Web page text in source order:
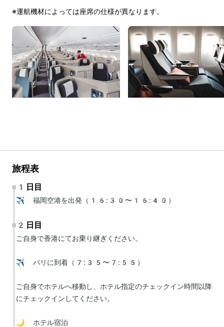
※運航機材によっては座席の仕様が異なります。
旅程表
1日目
✈️ 福岡空港を出発（16:30〜16:40）
2日目
ご自身で香港にてお乗り継ぎください。
✈️ パリに到着（7:35〜7:55）
ご自身でホテルへ移動し、ホテル指定のチェックイン時間以降
にチェックインしてください。
🌙 ホテル宿泊